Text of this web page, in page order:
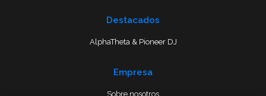
Destacados
AlphaTheta & Pioneer DJ
Empresa
Sobre nosotros